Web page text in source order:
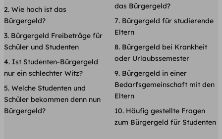
Wie hoch ist das
Bürgergeld?
Bürgergeld Freibeträge für
Schüler und Studenten
Ist Studenten-Bürgergeld
nur ein schlechter Witz?
Welche Studenten und
Schüler bekommen denn nun
Bürgergeld?
das Bürgergeld?
Bürgergeld für studierende
Eltern
Bürgergeld bei Krankheit
oder Urlaubssemester
Bürgergeld in einer
Bedarfsgemeinschaft mit den
Eltern
Häufig gestellte Fragen
zum Bürgergeld für Studenten